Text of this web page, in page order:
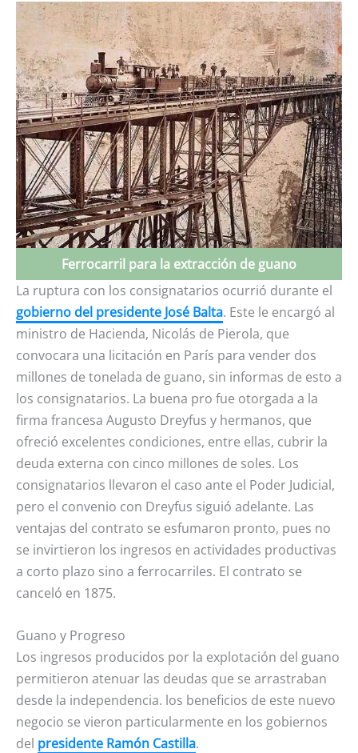
Ferrocarril para la extracción de guano
La ruptura con los consignatarios ocurrió durante el
gobierno del presidente José Balta. Este le encargó al
ministro de Hacienda, Nicolás de Pierola, que
convocara una licitación en París para vender dos
millones de tonelada de guano, sin informas de esto a
los consignatarios. La buena pro fue otorgada a la
firma francesa Augusto Dreyfus y hermanos, que
ofreció excelentes condiciones, entre ellas, cubrir la
deuda externa con cinco millones de soles. Los
consignatarios llevaron el caso ante el Poder Judicial,
pero el convenio con Dreyfus siguió adelante. Las
ventajas del contrato se esfumaron pronto, pues no
se invirtieron los ingresos en actividades productivas
a corto plazo sino a ferrocarriles. El contrato se
canceló en 1875.
Guano y Progreso
Los ingresos producidos por la explotación del guano
permitieron atenuar las deudas que se arrastraban
desde la independencia. los beneficios de este nuevo
negocio se vieron particularmente en los gobiernos
del presidente Ramón Castilla.